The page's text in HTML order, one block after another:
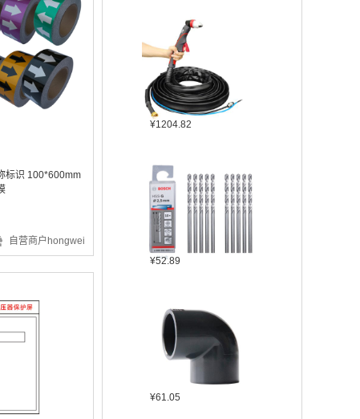
标识 100*600mm
自营商户hongwei
¥1204.82
¥52.89
¥61.05